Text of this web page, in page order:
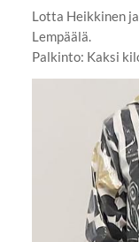
Lotta Heikkinen
Lempäälä.
Palkinto: Kaksi